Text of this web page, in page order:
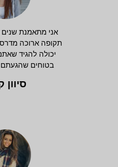
אני מתאמנת שנים
תקופה ארוכה
יכולה להגיד
בטוחים שהגעתם
סיוון